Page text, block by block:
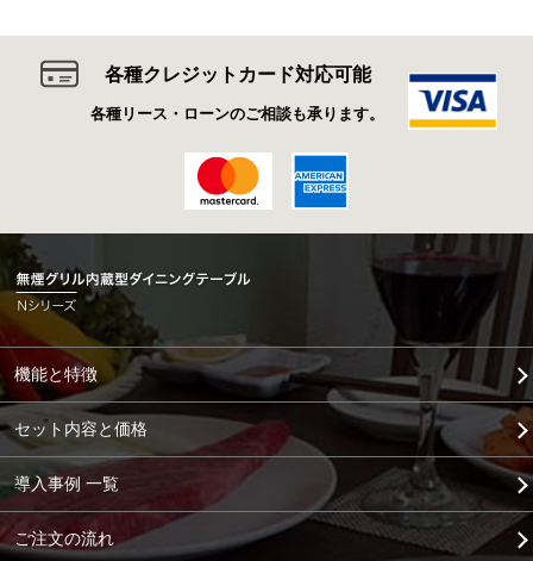
各種クレジットカード対応可能
各種リース・ローンのご相談も承ります。
機能と特徴
セット内容と価格
導入事例 一覧
ご注文の流れ